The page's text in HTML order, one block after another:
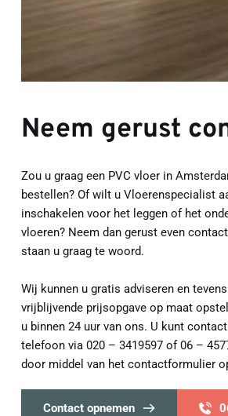
Neem gerust
Zou u graag een PVC vloer in
bestellen? Of wilt u Vloerenspecialist
inschakelen voor het leggen of het
vloeren? Neem dan gerust even
staan u graag te woord.
Wij kunnen u gratis adviseren en tevens
vrijblijvende prijsopgave op maat
u binnen 24 uur van ons. U kunt
telefoon via 020 – 3419597 of 06 –
door middel van het contactformulier
Contact opnemen